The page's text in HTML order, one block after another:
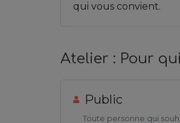
qui vous convient.
Atelier : Pour
Public
Toute personne qui